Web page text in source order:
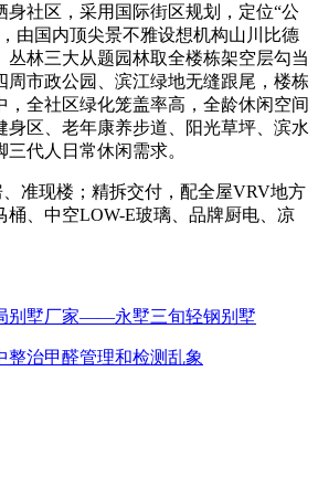
身社区，采用国际街区规划，定位“公
由国内顶尖景不雅设想机构山川比德
丛林三大从题园林取全楼栋架空层勾当
周市政公园、滨江绿地无缝跟尾，楼栋
，全社区绿化笼盖率高，全龄休闲空间
身区、老年康养步道、阳光草坪、滨水
代人日常休闲需求。
现楼；精拆交付，配全屋VRV地方
桶、中空LOW-E玻璃、品牌厨电、凉
别墅厂家——永墅三旬轻钢别墅
整治甲醛管理和检测乱象